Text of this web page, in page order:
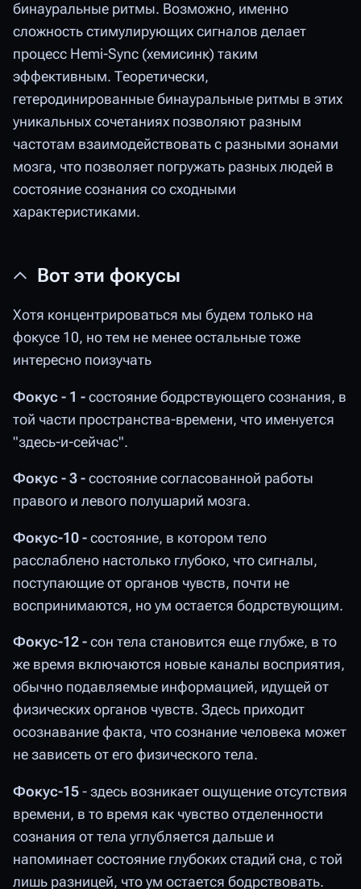
бинауральные ритмы. Возможно, именно
сложность стимулирующих сигналов делает
процесс Hemi-Sync (хемисинк) таким
эффективным. Теоретически,
гетеродинированные бинауральные ритмы в этих
уникальных сочетаниях позволяют разным
частотам взаимодействовать с разными зонами
мозга, что позволяет погружать разных людей в
состояние сознания со сходными
характеристиками.
Вот эти фокусы
Хотя концентрироваться мы будем только на
фокусе 10, но тем не менее остальные тоже
интересно поизучать
Фокус - 1 - состояние бодрствующего сознания, в
той части пространства-времени, что именуется
"здесь-и-сейчас".
Фокус - 3 - состояние согласованной работы
правого и левого полушарий мозга.
Фокус-10 - состояние, в котором тело
расслаблено настолько глубоко, что сигналы,
поступающие от органов чувств, почти не
воспринимаются, но ум остается бодрствующим.
Фокус-12 - сон тела становится еще глубже, в то
же время включаются новые каналы восприятия,
обычно подавляемые информацией, идущей от
физических органов чувств. Здесь приходит
осознавание факта, что сознание человека может
не зависеть от его физического тела.
Фокус-15 - здесь возникает ощущение отсутствия
времени, в то время как чувство отделенности
сознания от тела углубляется дальше и
напоминает состояние глубоких стадий сна, с той
лишь разницей, что ум остается бодрствовать.